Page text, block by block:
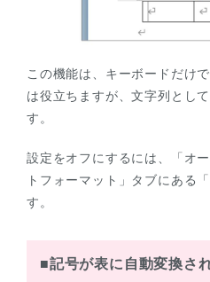
この機能は、キーボードだけ
は役立ちますが、文字列とし
す。
設定をオフにするには、「オ
トフォーマット」タブにある
す。
■記号が表に自動変換さ